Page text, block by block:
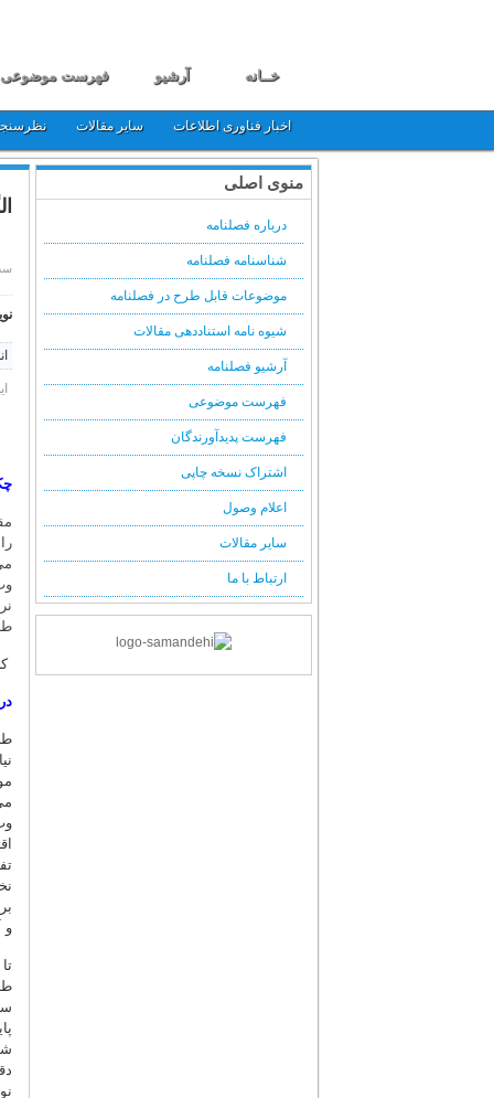
خــانه آرشیو فهرست موضوعی
اخبار فناوری اطلاعات سایر مقالات
سه
و
منوی اصلی
درباره فصلنامه
شناسنامه فصلنامه
موضوعات قابل طرح در فصلنامه
شیوه نامه استناددهی مقالات
آرشیو فصلنامه
فهرست موضوعی
فهرست پدیدآورندگان
اشتراک نسخه چاپی
اعلام وصول
سایر مقالات
ارتباط با ما